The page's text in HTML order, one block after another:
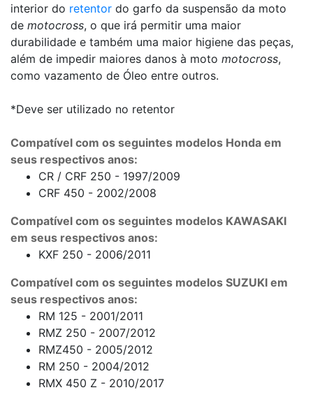
interior do retentor do garfo da suspensão da moto
de motocross, o que irá permitir uma maior
durabilidade e também uma maior higiene das peças,
além de impedir maiores danos à moto motocross,
como vazamento de Óleo entre outros.
*Deve ser utilizado no retentor
Compatível com os seguintes modelos Honda em
seus respectivos anos:
CR / CRF 250 - 1997/2009
CRF 450 - 2002/2008
Compatível com os seguintes modelos KAWASAKI
em seus respectivos anos:
KXF 250 - 2006/2011
Compatível com os seguintes modelos SUZUKI em
seus respectivos anos:
RM 125 - 2001/2011
RMZ 250 - 2007/2012
RMZ450 - 2005/2012
RM 250 - 2004/2012
RMX 450 Z - 2010/2017